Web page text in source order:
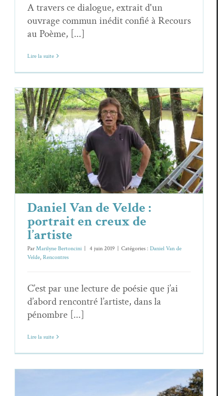
A travers ce dialogue, extrait d'un
ouvrage commun inédit confié à Recours
au Poème, [...]
Lire la suite
Daniel Van de Velde : portrait en creux
de l’artiste
Daniel Van de Velde Rencontres
Daniel Van de Velde :
portrait en creux de
l’artiste
ParMarilyne Bertoncini 4 juin 2019 Catégories : Daniel Van de
Velde, Rencontres
C’est par une lecture de poésie que j’ai
d’abord rencontré l’artiste, dans la
pénombre [...]
Lire la suite